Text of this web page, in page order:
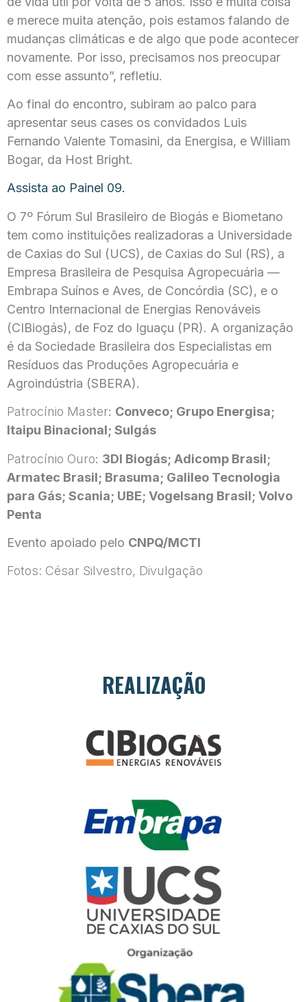
e merece muita atenção, pois estamos falando de
mudanças climáticas e de algo que pode acontecer
novamente. Por isso, precisamos nos preocupar
com esse assunto”, refletiu.
Ao final do encontro, subiram ao palco para
apresentar seus cases os convidados Luis
Fernando Valente Tomasini, da Energisa, e William
Bogar, da Host Bright.
Assista ao Painel 09.
O 7º Fórum Sul Brasileiro de Biogás e Biometano
tem como instituições realizadoras a Universidade
de Caxias do Sul (UCS), de Caxias do Sul (RS), a
Empresa Brasileira de Pesquisa Agropecuária —
Embrapa Suínos e Aves, de Concórdia (SC), e o
Centro Internacional de Energias Renováveis
(CIBiogás), de Foz do Iguaçu (PR). A organização
é da Sociedade Brasileira dos Especialistas em
Resíduos das Produções Agropecuária e
Agroindústria (SBERA).
Patrocínio Master: Conveco; Grupo Energisa;
Itaipu Binacional; Sulgás
Patrocínio Ouro: 3DI Biogás; Adicomp Brasil;
Armatec Brasil; Brasuma; Galileo Tecnologia
para Gás; Scania; UBE; Vogelsang Brasil; Volvo
Penta
Evento apoiado pelo CNPQ/MCTI
Fotos: César Silvestro, Divulgação
REALIZAÇÃO